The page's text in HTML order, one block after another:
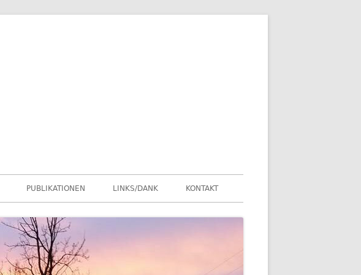
PUBLIKATIONEN LINKS/DANK KONTAKT